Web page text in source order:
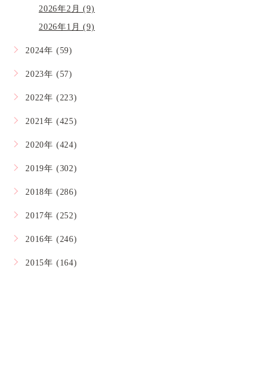
2026年2月 (9)
2026年1月 (9)
2024年 (59)
2023年 (57)
2022年 (223)
2021年 (425)
2020年 (424)
2019年 (302)
2018年 (286)
2017年 (252)
2016年 (246)
2015年 (164)